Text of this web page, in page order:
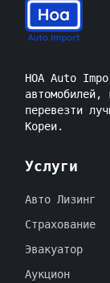
HOA Auto
автомобилей,
перевезти
Кореи.
Услуги
Авто Лизинг
Страхование
Эвакуатор
Аукцион